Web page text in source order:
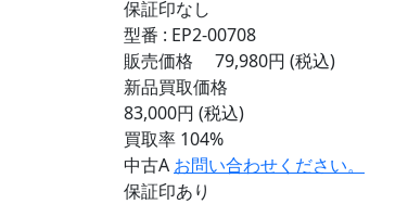
保証印なし
型番 : EP2-00708
販売価格
79,980円 (税込)
新品買取価格
83,000円 (税込)
買取率 104%
中古A お問い合わせください。
保証印あり